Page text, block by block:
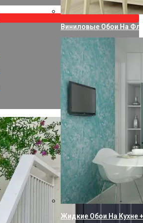
Виниловые Обои На
Жидкие Обои На Кухне